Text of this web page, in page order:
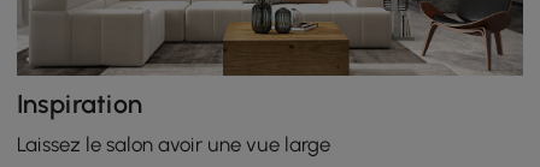
Inspiration
Laissez le salon avoir une vue large